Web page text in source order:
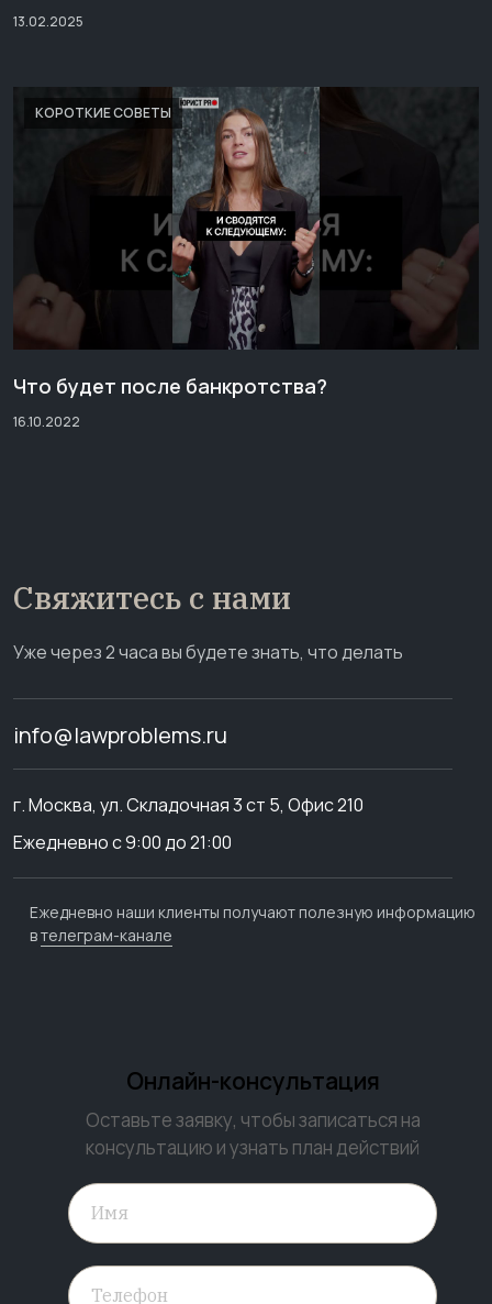
13.02.2025
КОРОТКИЕ СОВЕТЫ
Что будет после банкротства?
16.10.2022
Свяжитесь с нами
Уже через 2 часа вы будете знать, что делать
info@lawproblems.ru
г. Москва, ул. Складочная 3 ст 5, Офис 210
Ежедневно с 9:00 до 21:00
Ежедневно наши клиенты получают полезную информацию
втелеграм-канале
Онлайн-консультация
Оставьте заявку, чтобы записаться на
консультацию и узнать план действий